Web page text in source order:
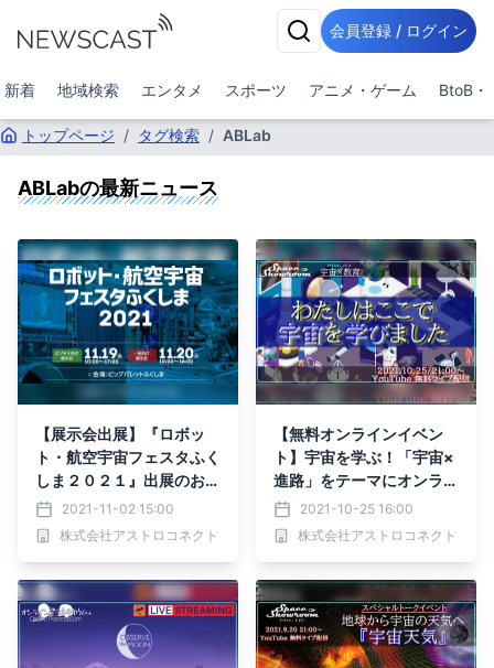
会員登録 / ログイン
新着 地域検索 エンタメ スポーツ アニメ・ゲーム BtoB・
トップページ / タグ検索 / ABLab
ABLabの最新ニュース
【展示会出展】『ロボッ
ト・航空宇宙フェスタふく
しま２０２１』出展のお知
らせ2021-11-02 15:00
株式会社アストロコネクト
【無料オンラインイベン
ト】宇宙を学ぶ！「宇宙×
進路」をテーマにオンライ
ン座談会を10月25日に開
催
2021-10-25 16:00
株式会社アストロコネクト